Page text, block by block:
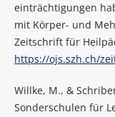
einträchtigungen
mit Körper- und
Zeitschrift für
https://ojs.szh.ch/
Willke, M., &
Sonderschulen für